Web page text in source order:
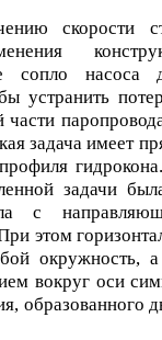
скорости
сопло насоса
устранить
части
задача имеет
задачи
с
этом
окружность,
вокруг оси
образованного